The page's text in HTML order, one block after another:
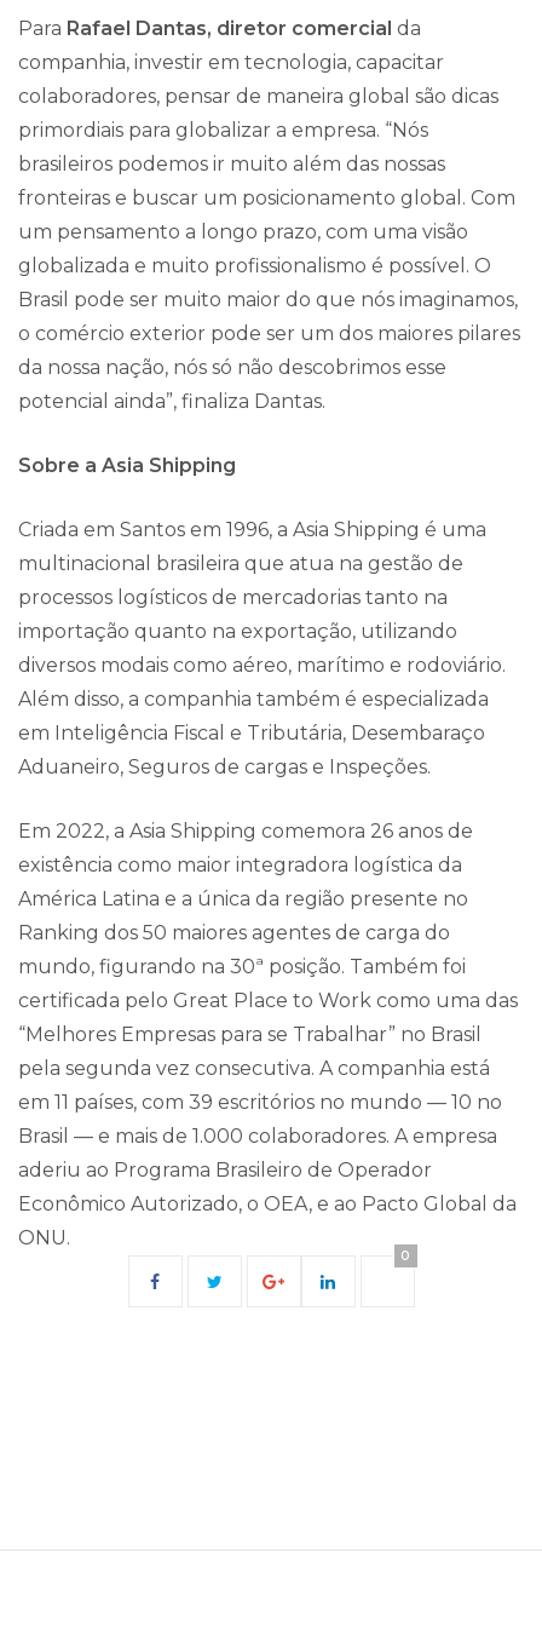
Para Rafael Dantas, diretor comercial da
companhia, investir em tecnologia, capacitar
colaboradores, pensar de maneira global são dicas
primordiais para globalizar a empresa. “Nós
brasileiros podemos ir muito além das nossas
fronteiras e buscar um posicionamento global. Com
um pensamento a longo prazo, com uma visão
globalizada e muito profissionalismo é possível. O
Brasil pode ser muito maior do que nós imaginamos,
o comércio exterior pode ser um dos maiores pilares
da nossa nação, nós só não descobrimos esse
potencial ainda”, finaliza Dantas.
Sobre a Asia Shipping
Criada em Santos em 1996, a Asia Shipping é uma
multinacional brasileira que atua na gestão de
processos logísticos de mercadorias tanto na
importação quanto na exportação, utilizando
diversos modais como aéreo, marítimo e rodoviário.
Além disso, a companhia também é especializada
em Inteligência Fiscal e Tributária, Desembaraço
Aduaneiro, Seguros de cargas e Inspeções.
Em 2022, a Asia Shipping comemora 26 anos de
existência como maior integradora logística da
América Latina e a única da região presente no
Ranking dos 50 maiores agentes de carga do
mundo, figurando na 30ª posição. Também foi
certificada pelo Great Place to Work como uma das
“Melhores Empresas para se Trabalhar” no Brasil
pela segunda vez consecutiva. A companhia está
em 11 países, com 39 escritórios no mundo — 10 no
Brasil — e mais de 1.000 colaboradores. A empresa
aderiu ao Programa Brasileiro de Operador
Econômico Autorizado, o OEA, e ao Pacto Global da
ONU.
0